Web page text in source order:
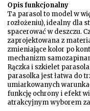
Opis funkcjonalny
Ta parasol to model w
rozłożeniu), idealny dla
spacerować w deszczu.
zaprojektowana z
zmieniające kolor po
mechanizm
Rączka i szkielet
parasolka jest łatwa do
umiarkowanych
funkcję ochrony i efekt
atrakcyjnym wyborem